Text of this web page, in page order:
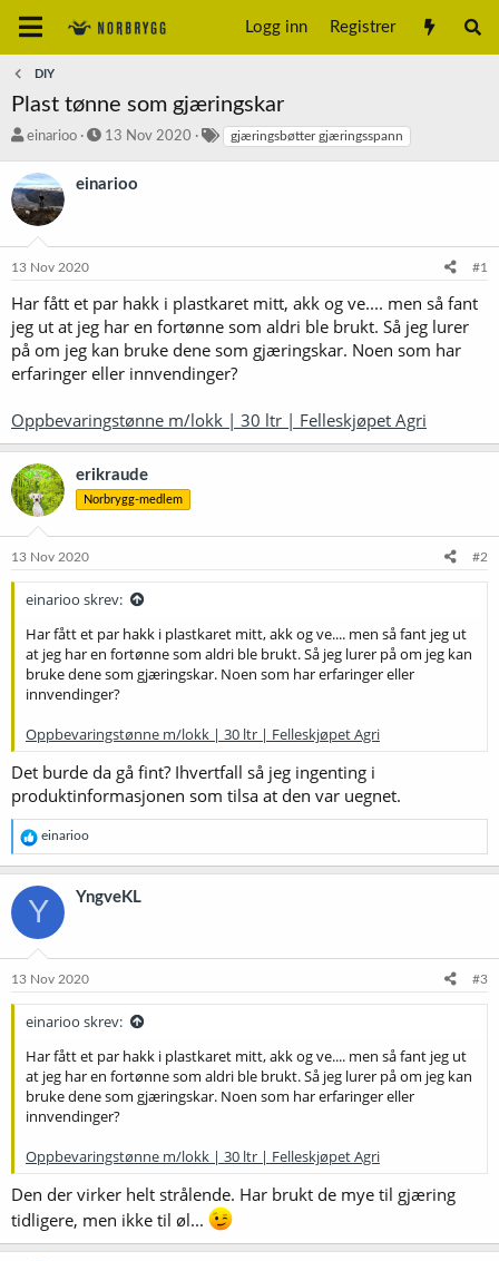
Logg inn Registrer
DIY
Plast tønne som gjæringskar
T
å
d
s
r
e
r
einarioo
S
r
13 Nov 2020 gjæringsbøtter gjæringsspann
einarioo
13 Nov 2020 #1
Har fått et par hakk i plastkaret mitt, akk og ve.... men så fant
jeg ut at jeg har en fortønne som aldri ble brukt. Så jeg lurer
på om jeg kan bruke dene som gjæringskar. Noen som har
erfaringer eller innvendinger?
Oppbevaringstønne m/lokk | 30 ltr | Felleskjøpet Agri
erikraude
Norbrygg-medlem
13 Nov 2020 #2
einarioo skrev:
Har fått et par hakk i plastkaret mitt, akk og ve.... men så fant jeg ut
at jeg har en fortønne som aldri ble brukt. Så jeg lurer på om jeg kan
bruke dene som gjæringskar. Noen som har erfaringer eller
innvendinger?
Oppbevaringstønne m/lokk | 30 ltr | Felleskjøpet Agri
Det burde da gå fint? Ihvertfall så jeg ingenting i
produktinformasjonen som tilsa at den var uegnet.
R
e
a
k
s
o
e
einarioo
Y YngveKL
13 Nov 2020 #3
einarioo skrev:
Har fått et par hakk i plastkaret mitt, akk og ve.... men så fant jeg ut
at jeg har en fortønne som aldri ble brukt. Så jeg lurer på om jeg kan
bruke dene som gjæringskar. Noen som har erfaringer eller
innvendinger?
Oppbevaringstønne m/lokk | 30 ltr | Felleskjøpet Agri
Den der virker helt strålende. Har brukt de mye til gjæring
tidligere, men ikke til øl...